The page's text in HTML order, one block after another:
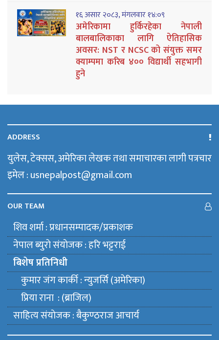
१६ असार २०८३, मंगलवार १४:०९
अमेरिकामा हुर्किरहेका नेपाली
बालबालिकाका लागि ऐतिहासिक
अवसर: NST र NCSC को संयुक्त समर
क्याम्पमा करिब ४०० विद्यार्थी सहभागी
हुने
ADDRESS
युलेस, टेक्सस, अमेरिका लेखक तथा समाचारका लागी पत्रचार
इमेल : usnepalpost@gmail.com
OUR TEAM
शिव शर्मा : प्रधानसम्पादक/प्रकाशक
नेपाल ब्युराे संयाेजक : हरि भट्टराई
बिशेष प्रतिनिधी
कुमार जंग कार्की : न्युजर्सि (अमेरिका)
प्रिया राना : (ब्राजिल)
साहित्य संयाेजक : बैकुण्ठराज आचार्य